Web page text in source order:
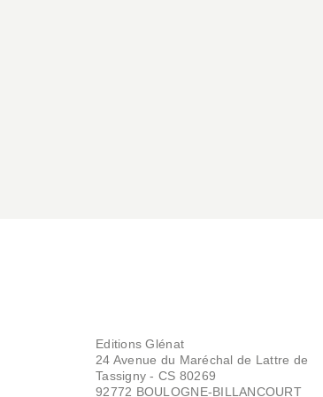
Editions Glénat
24 Avenue du Maréchal de Lattre de
Tassigny - CS 80269
92772 BOULOGNE-BILLANCOURT